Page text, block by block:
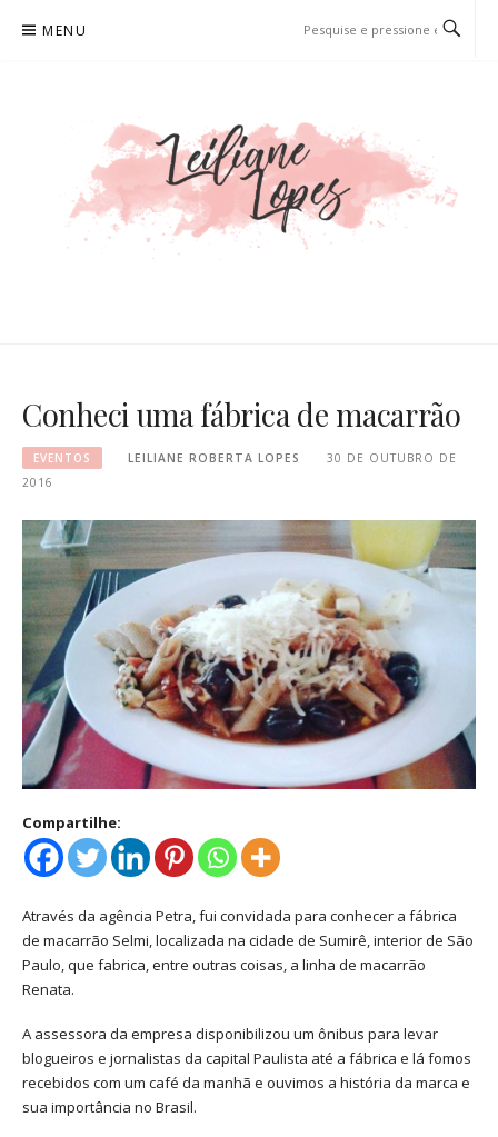
para
MENU
Conheci uma fábrica de macarrão
EVENTOS LEILIANE ROBERTA LOPES
30 DE OUTUBRO DE
2016
Compartilhe:
Através da agência Petra, fui convidada para conhecer a fábrica
de macarrão Selmi, localizada na cidade de Sumirê, interior de São
Paulo, que fabrica, entre outras coisas, a linha de macarrão
Renata.
A assessora da empresa disponibilizou um ônibus para levar
blogueiros e jornalistas da capital Paulista até a fábrica e lá fomos
recebidos com um café da manhã e ouvimos a história da marca e
sua importância no Brasil.